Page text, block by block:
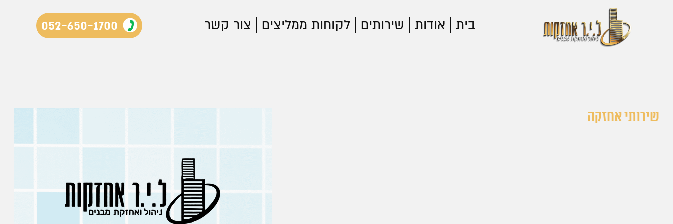
בית אודות שירותים לקוחות ממליצים צור קשר 052-650-1700
שירותי אחזקה